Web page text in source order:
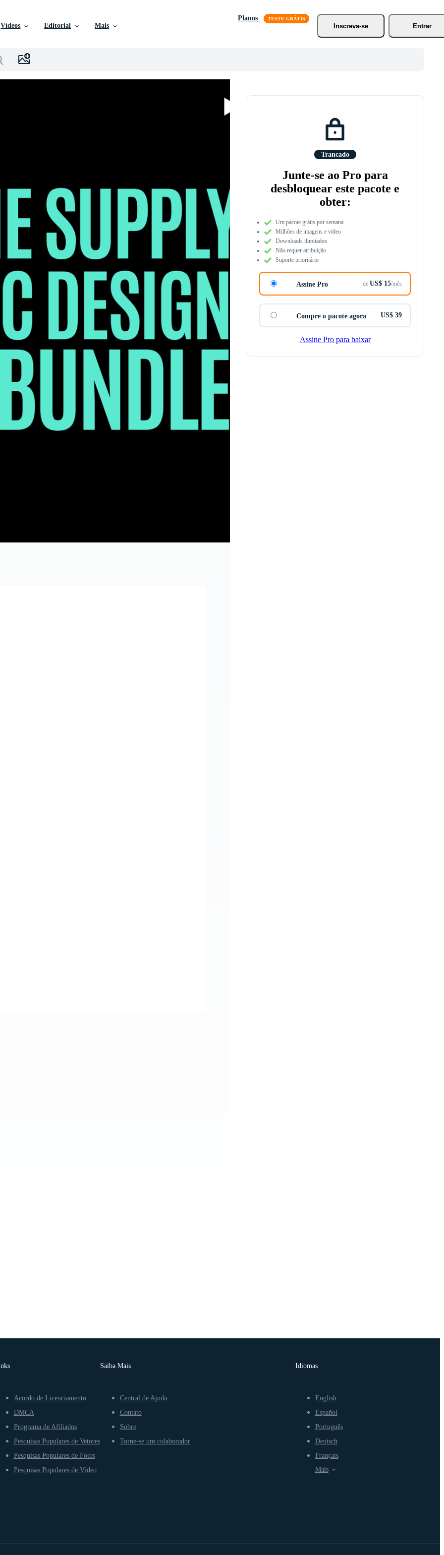
Vídeos Editorial Mais
Planos
Inscreva-se
Entrar
Trancado
Junte-se ao Pro para
desbloquear este pacote e
obter:
Um pacote grátis por semana
Milhões de imagens e vídeo
Downloads ilimitados
Não requer atribuição
Suporte prioritário
Assine Pro de US$ 15/mês
Compre o pacote agora US$ 39
Assine Pro para baixar
Acordo de Licenciamento
DMCA
Programa de Afiliados
Pesquisas Populares de Vetores
Pesquisas Populares de Fotos
Pesquisas Populares de Vídeo
Saiba Mais
Central de Ajuda
Contato
Sobre
Torne-se um colaborador
Idiomas
English
Español
Português
Deutsch
Français
Mais